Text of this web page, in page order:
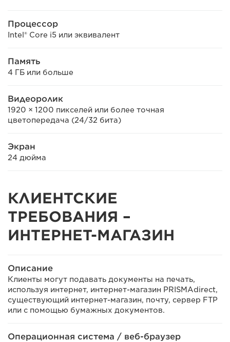
Процессор
Intel® Core i5 или эквивалент
Память
4 ГБ или больше
Видеоролик
1920 × 1200 пикселей или более точная
цветопередача (24/32 бита)
Экран
24 дюйма
КЛИЕНТСКИЕ
ТРЕБОВАНИЯ –
ИНТЕРНЕТ-МАГАЗИН
Описание
Клиенты могут подавать документы на печать,
используя интернет, интернет-магазин PRISMAdirect,
существующий интернет-магазин, почту, сервер FTP
или с помощью бумажных документов.
Операционная система / веб-браузер